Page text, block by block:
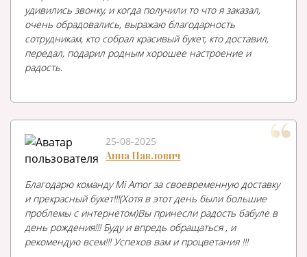
удивились звонку, и когда получили то что я заказал,
очень обрадовались, выражаю благодарность
сотрудникам, кто собрал красивый букет, кто доставил,
передал, подарил родным хорошее настроение и
радость.
25-08-2025
Анна Павлович
Благодарю команду Mi Amor за своевременную доставку
и прекрасный букет!!!(Хотя в этот день были большие
проблемы с интернетом)Вы принесли радость бабуле в
день рождения!!! Буду и впредь обращаться , и
рекомендую всем!!! Успехов вам и процветания !!!